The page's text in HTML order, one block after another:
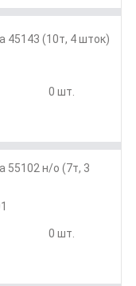
45143 (10т, 4 шток)
0 шт.
55102 н/о (7т, 3
0 шт.